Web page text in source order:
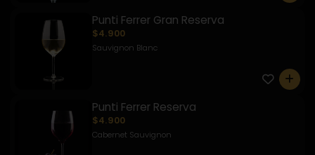
Punti Ferrer Gran Reserva
$4.900
Sauvignon Blanc
0
Punti Ferrer Reserva
$4.900
Cabernet Sauvignon